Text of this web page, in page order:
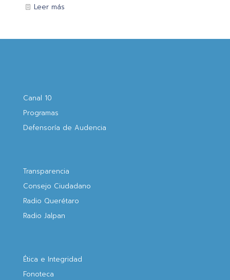
Leer más
Canal 10
Programas
Defensoría de Audencia
Transparencia
Consejo Ciudadano
Radio Querétaro
Radio Jalpan
Ética e Integridad
Fonoteca